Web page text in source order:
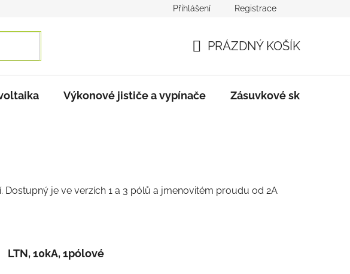
Podmínky ochrany osobních údajů
Přihlášení Registrace
KOŠÍK
PRÁZDNÝ KOŠÍK
Výkonové jističe a vypínače Zásuvkové skříně
je ve verzích 1 a 3 pólů a jmenovitém proudu od 2A
LTN, 10kA, 1pólové